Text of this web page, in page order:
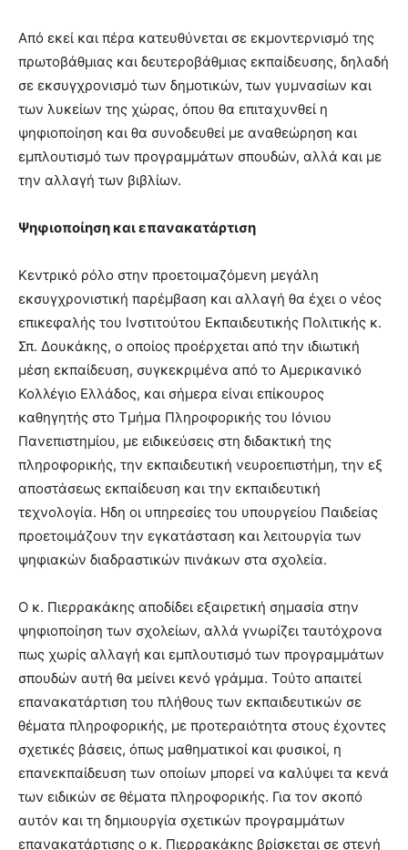
Από εκεί και πέρα κατευθύνεται σε εκμοντερνισμό της
πρωτοβάθμιας και δευτεροβάθμιας εκπαίδευσης, δηλαδή
σε εκσυγχρονισμό των δημοτικών, των γυμνασίων και
των λυκείων της χώρας, όπου θα επιταχυνθεί η
ψηφιοποίηση και θα συνοδευθεί με αναθεώρηση και
εμπλουτισμό των προγραμμάτων σπουδών, αλλά και με
την αλλαγή των βιβλίων.
Ψηφιοποίηση και επανακατάρτιση
Κεντρικό ρόλο στην προετοιμαζόμενη μεγάλη
εκσυγχρονιστική παρέμβαση και αλλαγή θα έχει ο νέος
επικεφαλής του Ινστιτούτου Εκπαιδευτικής Πολιτικής κ.
Σπ. Δουκάκης, ο οποίος προέρχεται από την ιδιωτική
μέση εκπαίδευση, συγκεκριμένα από το Αμερικανικό
Κολλέγιο Ελλάδος, και σήμερα είναι επίκουρος
καθηγητής στο Τμήμα Πληροφορικής του Ιόνιου
Πανεπιστημίου, με ειδικεύσεις στη διδακτική της
πληροφορικής, την εκπαιδευτική νευροεπιστήμη, την εξ
αποστάσεως εκπαίδευση και την εκπαιδευτική
τεχνολογία. Ηδη οι υπηρεσίες του υπουργείου Παιδείας
προετοιμάζουν την εγκατάσταση και λειτουργία των
ψηφιακών διαδραστικών πινάκων στα σχολεία.
Ο κ. Πιερρακάκης αποδίδει εξαιρετική σημασία στην
ψηφιοποίηση των σχολείων, αλλά γνωρίζει ταυτόχρονα
πως χωρίς αλλαγή και εμπλουτισμό των προγραμμάτων
σπουδών αυτή θα μείνει κενό γράμμα. Τούτο απαιτεί
επανακατάρτιση του πλήθους των εκπαιδευτικών σε
θέματα πληροφορικής, με προτεραιότητα στους έχοντες
σχετικές βάσεις, όπως μαθηματικοί και φυσικοί, η
επανεκπαίδευση των οποίων μπορεί να καλύψει τα κενά
των ειδικών σε θέματα πληροφορικής. Για τον σκοπό
αυτόν και τη δημιουργία σχετικών προγραμμάτων
επανακατάρτισης ο κ. Πιερρακάκης βρίσκεται σε στενή